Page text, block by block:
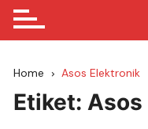
Home Asos Elektronik
Etiket: